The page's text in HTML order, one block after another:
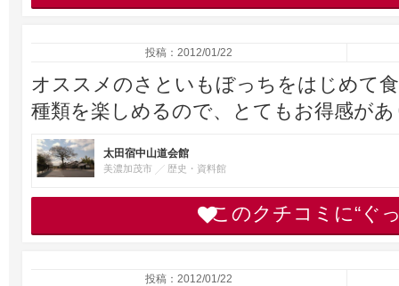
投稿：2012/01/22
オススメのさといもぼっちをはじめて
種類を楽しめるので、とてもお得感が
太田宿中山道会館
美濃加茂市 歴史・資料館
このクチコミに“ぐ
投稿：2012/01/22